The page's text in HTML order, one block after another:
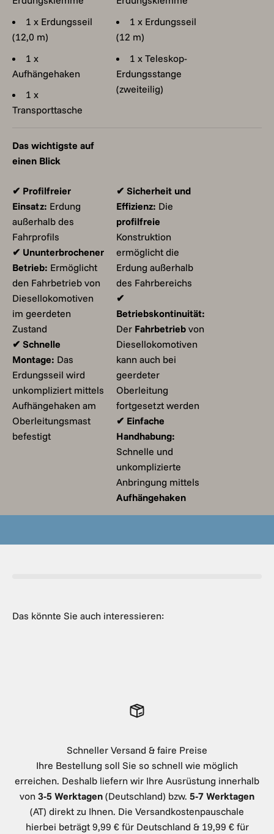
1 x Erdungsseil
(12,0 m)
1 x
Aufhängehaken
1 x
Transporttasche
1 x Erdungsseil
(12 m)
1 x Teleskop-
Erdungsstange
(zweiteilig)
Das wichtigste auf
einen Blick
✔ Profilfreier
Einsatz: Erdung
außerhalb des
Fahrprofils
✔ Ununterbrochener
Betrieb: Ermöglicht
den Fahrbetrieb von
Diesellokomotiven
im geerdeten
Zustand
✔ Schnelle
Montage: Das
Erdungsseil wird
unkompliziert mittels
Aufhängehaken am
Oberleitungsmast
befestigt
✔ Sicherheit und
Effizienz: Die
profilfreie
Konstruktion
ermöglicht die
Erdung außerhalb
des Fahrbereichs
✔
Betriebskontinuität:
Der Fahrbetrieb von
Diesellokomotiven
kann auch bei
geerdeter
Oberleitung
fortgesetzt werden
✔ Einfache
Handhabung:
Schnelle und
unkomplizierte
Anbringung mittels
Aufhängehaken
Schneller Versand & faire Preise
Ihre Bestellung soll Sie so schnell wie möglich
erreichen. Deshalb liefern wir Ihre Ausrüstung innerhalb
von 3-5 Werktagen (Deutschland) bzw. 5-7 Werktagen
(AT) direkt zu Ihnen. Die Versandkostenpauschale
hierbei beträgt 9,99 € für Deutschland & 19,99 € für